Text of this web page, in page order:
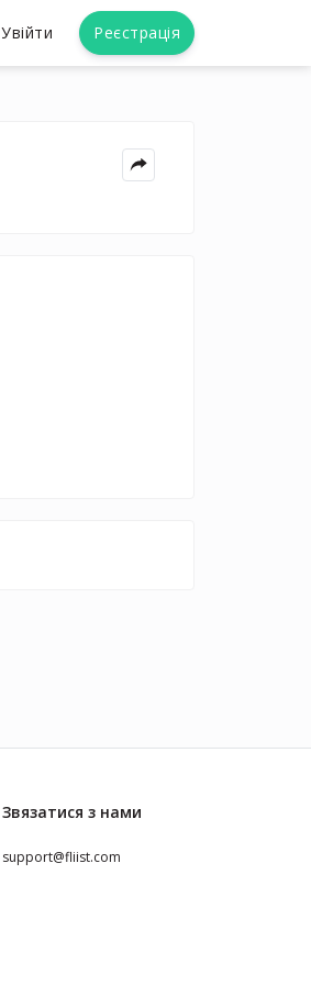
Увійти Реєстрація
Звязатися з нами
support@fliist.com